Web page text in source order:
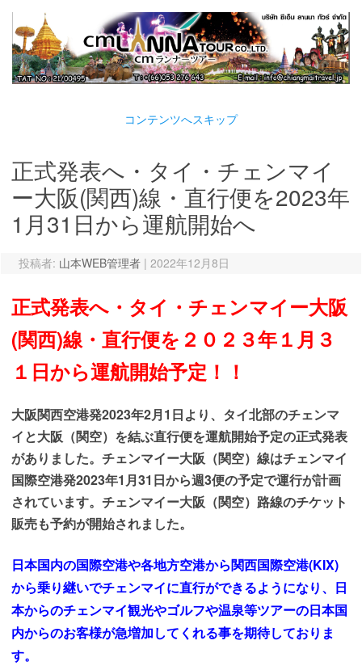
コンテンツへスキップ
正式発表へ・タイ・チェンマイ
ー大阪(関西)線・直行便を2023年
1月31日から運航開始へ
投稿者: 山本WEB管理者 | 2022年12月8日
正式発表へ・タイ・チェンマイー大阪
(関西)線・直行便を２０２３年１月３
１日から運航開始予定！！
大阪関西空港発2023年2月1日より、タイ北部のチェンマ
イと大阪（関空）を結ぶ直行便を運航開始予定の正式発表
がありました。チェンマイー大阪（関空）線はチェンマイ
国際空港発2023年1月31日から週3便の予定で運行が計画
されています。チェンマイー大阪（関空）路線のチケット
販売も予約が開始されました。
日本国内の国際空港や各地方空港から関西国際空港(KIX)
から乗り継いでチェンマイに直行ができるようになり、日
本からのチェンマイ観光やゴルフや温泉等ツアーの日本国
内からのお客様が急増加してくれる事を期待しておりま
す。